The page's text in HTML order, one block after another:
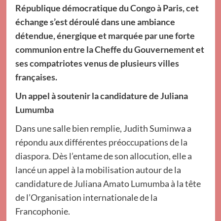
République démocratique du Congo à Paris, cet
échange s’est déroulé dans une ambiance
détendue, énergique et marquée par une forte
communion entre la Cheffe du Gouvernement et
ses compatriotes venus de plusieurs villes
françaises.
Un appel à soutenir la candidature de Juliana
Lumumba
Dans une salle bien remplie, Judith Suminwa a
répondu aux différentes préoccupations de la
diaspora. Dès l’entame de son allocution, elle a
lancé un appel à la mobilisation autour de la
candidature de Juliana Amato Lumumba à la tête
de l’Organisation internationale de la
Francophonie.